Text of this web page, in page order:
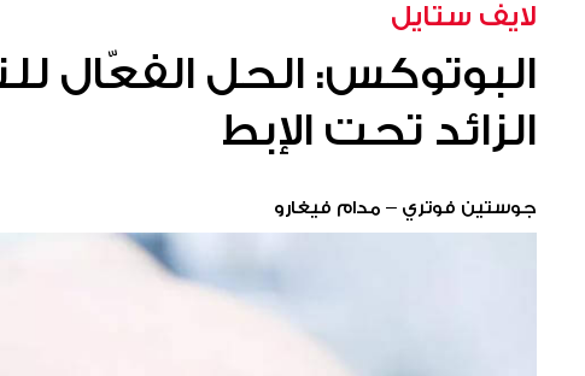
لايف ستايل
البوتوكس: الحل الفعّال
الزائد تحت الإبط
جوستين فوتري – مدام فيغارو